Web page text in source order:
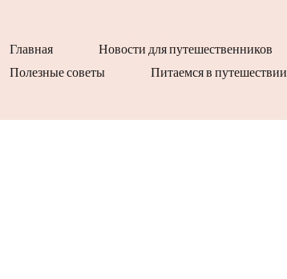
Главная Новости для путешественников
Полезные советы
Питаемся в путешествии